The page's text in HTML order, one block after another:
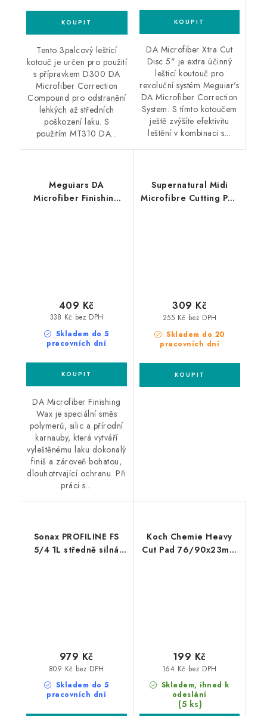
Tento 3palcový lešticí
kotouč je určen pro použití
s přípravkem D300 DA
Microfiber Correction
Compound pro odstranění
lehkých až středních
poškození laku. S
použitím MT310 DA...
DA Microfiber Xtra Cut
Disc 5" je extra účinný
lešticí koutouč pro
revoluční systém Meguiar's
DA Microfiber Correction
System. S tímto kotoučem
ještě zvýšíte efektivitu
leštění v kombinaci s...
Meguiars DA
Microfiber Finishing
Skladem do 5
pracovních dní
338 Kč bez DPH
409 Kč
DA Microfiber Finishing
Wax je speciální směs
polymerů, silic a přírodní
karnauby, která vytváří
vyleštěnému laku dokonalý
finiš a zároveň bohatou,
dlouhotrvající ochranu. Při
práci s...
Supernatural Midi
Microfibre Cutting Pad
Skladem do 20
pracovních dní
255 Kč bez DPH
309 Kč
Sonax PROFILINE FS
5/4 1L středně silná
Skladem do 5
pracovních dní
809 Kč bez DPH
979 Kč
Koch Chemie Heavy
Cut Pad 76/90x23mm
Skladem, ihned k
odeslání
(5 ks)
164 Kč bez DPH
199 Kč